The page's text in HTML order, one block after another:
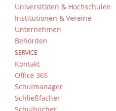
Universitäten & Hochschulen
Institutionen & Vereine
Unternehmen
Behörden
SERVICE
Kontakt
Office 365
Schulmanager
Schließfächer